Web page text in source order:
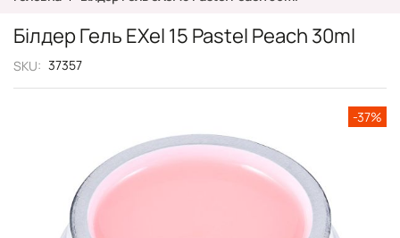
Білдер Гель EXel 15 Pastel Peach 30ml
SKU 37357
зображень
-37%